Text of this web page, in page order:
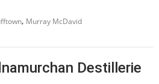
, Murray McDavid
Destillerie